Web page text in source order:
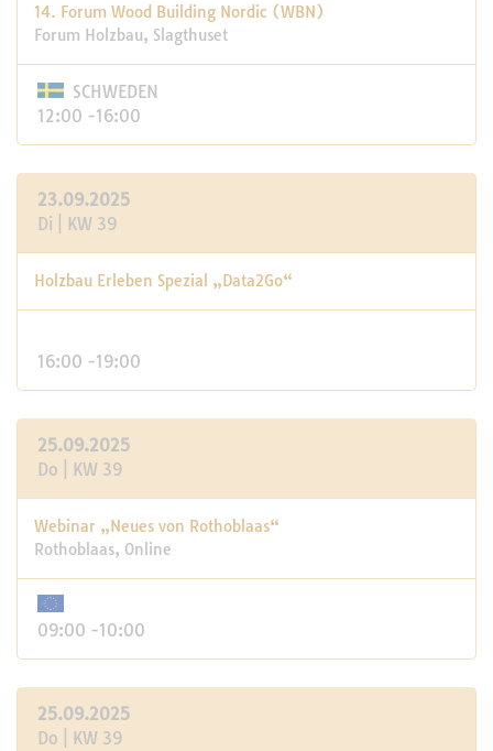
14. Forum Wood Building Nordic (WBN)
Forum Holzbau, Slagthuset
SCHWEDEN
12:00 -16:00
23.09.2025
Di | KW 39
Holzbau Erleben Spezial „Data2Go“
16:00 -19:00
25.09.2025
Do | KW 39
Webinar „Neues von Rothoblaas“
Rothoblaas, Online
09:00 -10:00
25.09.2025
Do | KW 39